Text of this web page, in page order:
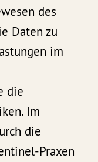
des
Daten zu
im
die
Im
die
Praxen